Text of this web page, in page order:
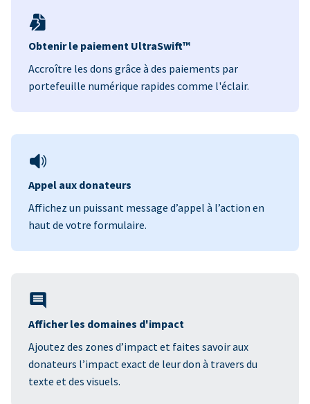
Obtenir le paiement UltraSwift™
Accroître les dons grâce à des paiements par
portefeuille numérique rapides comme l'éclair.
Appel aux donateurs
Affichez un puissant message d’appel à l’action en
haut de votre formulaire.
Afficher les domaines d'impact
Ajoutez des zones d’impact et faites savoir aux
donateurs l’impact exact de leur don à travers du
texte et des visuels.